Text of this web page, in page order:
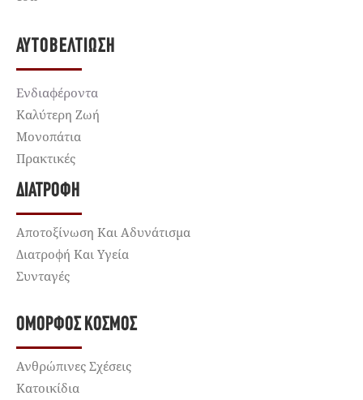
ΑΥΤΟΒΕΛΤΊΩΣΗ
Ενδιαφέροντα
Καλύτερη Ζωή
Μονοπάτια
Πρακτικές
ΔΙΑΤΡΟΦΉ
Αποτοξίνωση Και Αδυνάτισμα
Διατροφή Και Υγεία
Συνταγές
ΌΜΟΡΦΟΣ ΚΌΣΜΟΣ
Ανθρώπινες Σχέσεις
Κατοικίδια